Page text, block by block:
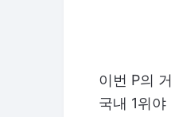
이번 P의
국내 1위